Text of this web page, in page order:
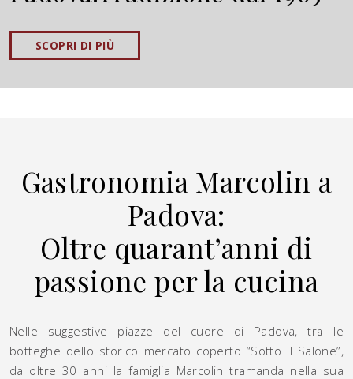
SCOPRI DI PIÙ
Gastronomia Marcolin a
Padova:
Oltre quarant’anni di
passione per la cucina
Nelle suggestive piazze del cuore di Padova, tra le
botteghe dello storico mercato coperto “Sotto il Salone”,
da oltre 30 anni la famiglia Marcolin tramanda nella sua